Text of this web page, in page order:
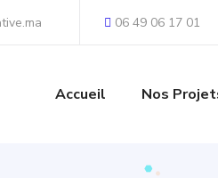
06 49 06 17 01
Accueil Nos